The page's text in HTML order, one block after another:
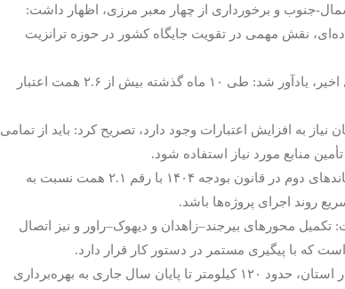
جنوب و برخورداری از چهار معبر مرزی، اظهار داشت:
نقش مهمی در تقویت جایگاه کشور در حوزه ترانزیت
استاندار با قدردانی از اقدامات وزارت راه و شهرسازی در یک سال اخیر، یادآور شد: طی ۱۰ ماه گذشته بیش از ۲.۶ همت اعتبار
به افزایش اعتبارات وجود دارد، تصریح کرد: باید از تمامی
وی با اشاره به رشد چشمگیر اعتبارات این حوزه، گفت: اعتبارات باندهای دوم در قانون بودجه ۱۴۰۴ با رقم ۲.۱ همت نسبت به
محورهای بیرجند–زاهدان و دیهوک–راور و نیز اتصال
که با پیگیری مستمر در دستور کار قرار دارد.
هاشمی متذکر شد:از مجموع ۴۵۰ کیلومتر باند دوم در دست اجرا در استان، حدود ۱۲۰ کیلومتر تا پایان سال جاری به بهره‌برداری